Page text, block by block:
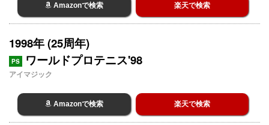
Amazonで検索 楽天で検索
1998年 (25周年)
PS ワールドプロテニス'98
アイマジック
Amazonで検索 楽天で検索